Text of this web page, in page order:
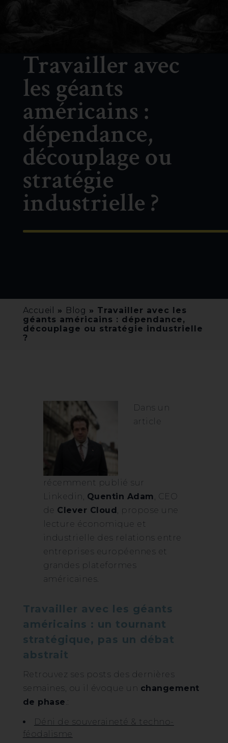
Travailler avec
les géants
américains :
dépendance,
découplage ou
stratégie
industrielle ?
Accueil » Blog » Travailler avec les
géants américains : dépendance,
découplage ou stratégie industrielle
?
Dans un
article
récemment publié sur
Linkedin, Quentin Adam, CEO
de Clever Cloud, propose une
lecture économique et
industrielle des relations entre
entreprises européennes et
grandes plateformes
américaines.
Travailler avec les géants
américains : un tournant
stratégique, pas un débat
abstrait
Retrouvez ses posts des dernières
semaines, ou il évoque un changement
de phase.:
Déni de souveraineté & techno-
féodalisme